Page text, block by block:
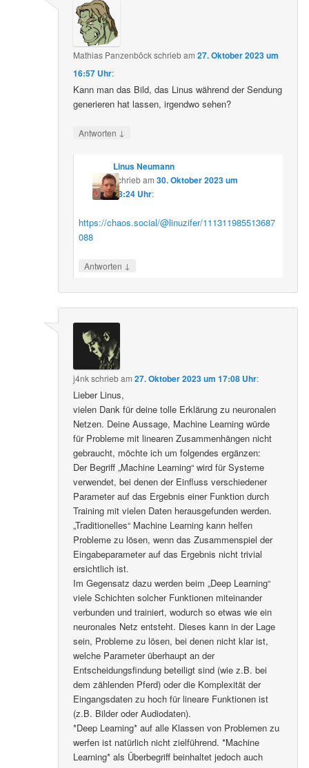
Mathias Panzenböckschriebam27. Oktober 2023 um
16:57 Uhr:
Kann man das Bild, das Linus während der Sendung
generieren hat lassen, irgendwo sehen?
Antworten ↓
Linus Neumann
schriebam 30. Oktober 2023 um
08:24 Uhr:
https://chaos.social/@linuzifer/111311985513687
088
Antworten ↓
j4nkschriebam27. Oktober 2023 um 17:08 Uhr:
Lieber Linus,
vielen Dank für deine tolle Erklärung zu neuronalen
Netzen. Deine Aussage, Machine Learning würde
für Probleme mit linearen Zusammenhängen nicht
gebraucht, möchte ich um folgendes ergänzen:
Der Begriff „Machine Learning“ wird für Systeme
verwendet, bei denen der Einfluss verschiedener
Parameter auf das Ergebnis einer Funktion durch
Training mit vielen Daten herausgefunden werden.
„Traditionelles“ Machine Learning kann helfen
Probleme zu lösen, wenn das Zusammenspiel der
Eingabeparameter auf das Ergebnis nicht trivial
ersichtlich ist.
Im Gegensatz dazu werden beim „Deep Learning“
viele Schichten solcher Funktionen miteinander
verbunden und trainiert, wodurch so etwas wie ein
neuronales Netz entsteht. Dieses kann in der Lage
sein, Probleme zu lösen, bei denen nicht klar ist,
welche Parameter überhaupt an der
Entscheidungsfindung beteiligt sind (wie z.B. bei
dem zählenden Pferd) oder die Komplexität der
Eingangsdaten zu hoch für lineare Funktionen ist
(z.B. Bilder oder Audiodaten).
*Deep Learning* auf alle Klassen von Problemen zu
werfen ist natürlich nicht zielführend. *Machine
Learning* als Überbegriff beinhaltet jedoch auch